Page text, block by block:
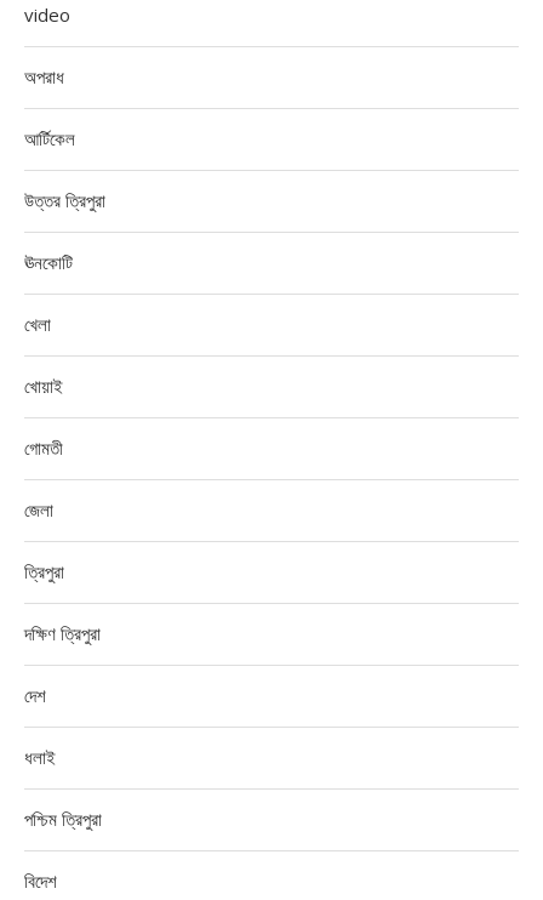
video
অপরাধ
আর্টিকেল
উত্তর ত্রিপুরা
ঊনকোটি
খেলা
খোয়াই
গোমতী
জেলা
ত্রিপুরা
দক্ষিণ ত্রিপুরা
দেশ
ধলাই
পশ্চিম ত্রিপুরা
বিদেশ